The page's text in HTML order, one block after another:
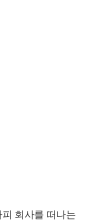
회사를 떠나는